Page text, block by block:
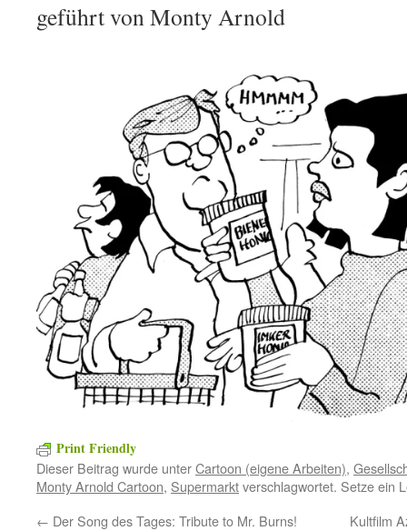
geführt von Monty Arnold
Print Friendly
Dieser Beitrag wurde unterCartoon (eigene Arbeiten),
Monty Arnold Cartoon, Supermarktverschlagwortet. Setze ein
← Der Song des Tages: Tribute to Mr. Burns! Kultfilm